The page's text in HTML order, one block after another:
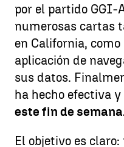
por el partido GGI-
numerosas cartas
en California, como
aplicación de
sus datos.
ha hecho efectiva
este fin de
El objetivo es